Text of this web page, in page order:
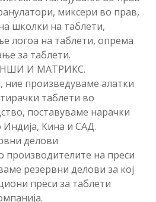
миксери во прав,
школки на таблети,
логоа на таблети, опрема
за таблети.
И МАТРИКС.
ние произведуваме алатки
таблети во
поставуваме нарачки
Кина и САД.
делови
производителите на преси
резервни делови за кој
преси за таблети